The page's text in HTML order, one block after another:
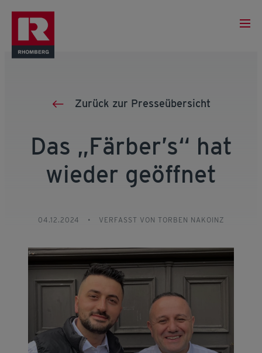
Zurück zur Presseübersicht
Das „Färber’s“ hat
wieder geöffnet
04.12.2024 • VERFASST VON TORBEN NAKOINZ